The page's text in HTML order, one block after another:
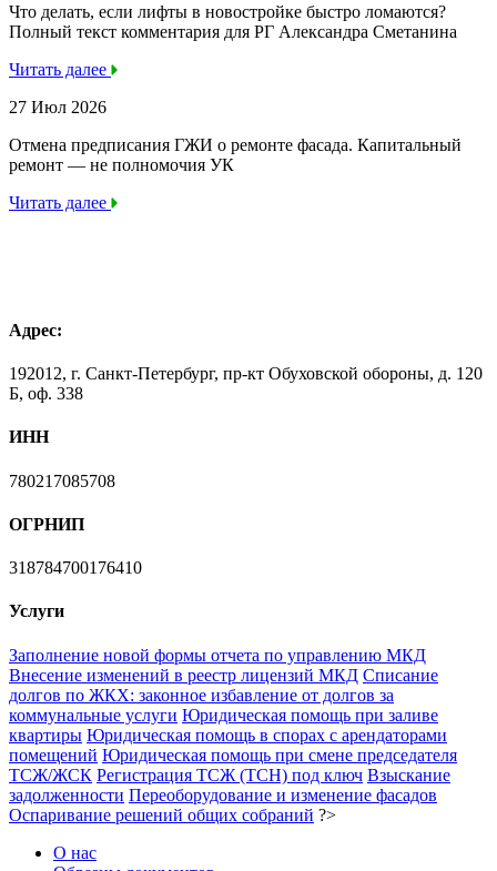
Что делать, если лифты в новостройке быстро ломаются?
Полный текст комментария для РГ Александра Сметанина
Читать далее
27 Июл 2026
Отмена предписания ГЖИ о ремонте фасада. Капитальный
ремонт — не полномочия УК
Читать далее
Адрес:
192012, г. Санкт-Петербург, пр-кт Обуховской обороны, д. 120
Б, оф. 338
ИНН
780217085708
ОГРНИП
318784700176410
Услуги
Заполнение новой формы отчета по управлению МКД
Внесение изменений в реестр лицензий МКД Списание
долгов по ЖКХ: законное избавление от долгов за
коммунальные услуги Юридическая помощь при заливе
квартиры Юридическая помощь в спорах с арендаторами
помещений Юридическая помощь при смене председателя
ТСЖ/ЖСК Регистрация ТСЖ (ТСН) под ключ Взыскание
задолженности Переоборудование и изменение фасадов
Оспаривание решений общих собраний ?>
О нас